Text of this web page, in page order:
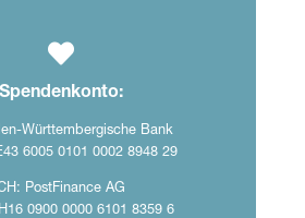

Spendenkonto:
Württembergische Bank
6005 0101 0002 8948 29
PostFinance AG
0900 0000 6101 8359 6